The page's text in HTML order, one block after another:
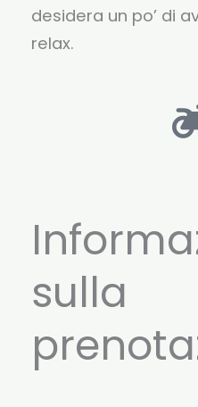
desidera un po’ di
relax.
sulla